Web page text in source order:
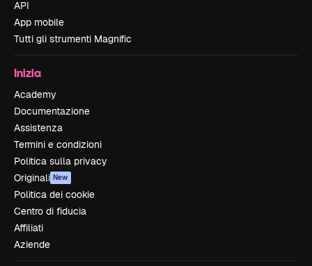
API
App mobile
Tutti gli strumenti Magnific
Inizia
Academy
Documentazione
Assistenza
Termini e condizioni
Politica sulla privacy
Originali New
Politica dei cookie
Centro di fiducia
Affiliati
Aziende